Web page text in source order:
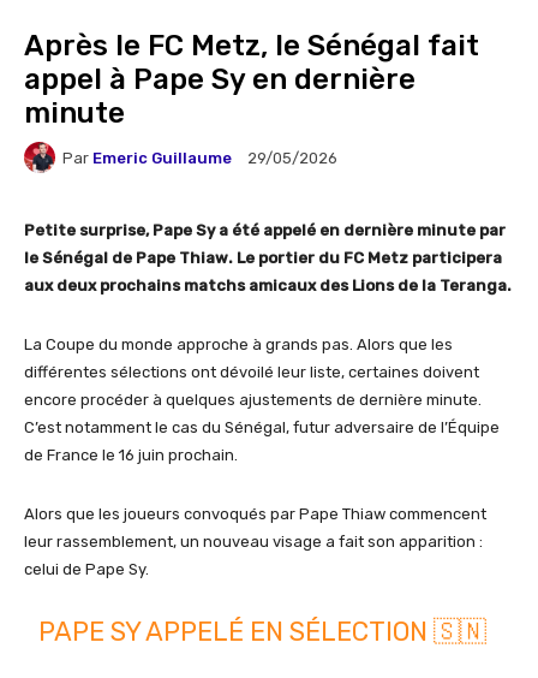
Après le FC Metz, le Sénégal fait
appel à Pape Sy en dernière
minute
Par Emeric Guillaume 29/05/2026
Petite surprise, Pape Sy a été appelé en dernière minute par
le Sénégal de Pape Thiaw. Le portier du FC Metz participera
aux deux prochains matchs amicaux des Lions de la Teranga.
La Coupe du monde approche à grands pas. Alors que les
différentes sélections ont dévoilé leur liste, certaines doivent
encore procéder à quelques ajustements de dernière minute.
C’est notamment le cas du Sénégal, futur adversaire de l’Équipe
de France le 16 juin prochain.
Alors que les joueurs convoqués par Pape Thiaw commencent
leur rassemblement, un nouveau visage a fait son apparition :
celui de Pape Sy.
PAPE SY APPELÉ EN SÉLECTION 🇸🇳